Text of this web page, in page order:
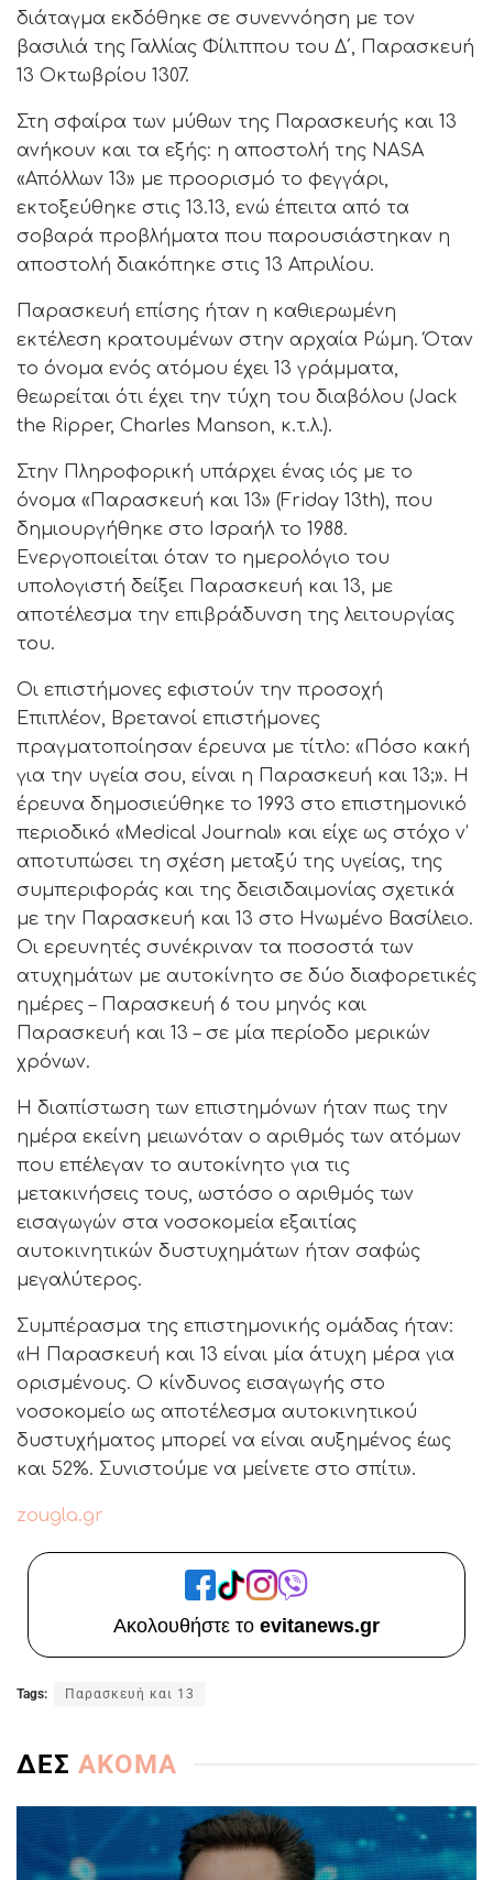
διάταγμα εκδόθηκε σε συνεννόηση με τον
βασιλιά της Γαλλίας Φίλιππου του Δ΄, Παρασκευή
13 Οκτωβρίου 1307.
Στη σφαίρα των μύθων της Παρασκευής και 13
ανήκουν και τα εξής: η αποστολή της NASA
«Απόλλων 13» με προορισμό το φεγγάρι,
εκτοξεύθηκε στις 13.13, ενώ έπειτα από τα
σοβαρά προβλήματα που παρουσιάστηκαν η
αποστολή διακόπηκε στις 13 Απριλίου.
Παρασκευή επίσης ήταν η καθιερωμένη
εκτέλεση κρατουμένων στην αρχαία Ρώμη. Όταν
το όνομα ενός ατόμου έχει 13 γράμματα,
θεωρείται ότι έχει την τύχη του διαβόλου (Jack
the Ripper, Charles Manson, κ.τ.λ.).
Στην Πληροφορική υπάρχει ένας ιός με το
όνομα «Παρασκευή και 13» (Friday 13th), που
δημιουργήθηκε στο Ισραήλ το 1988.
Ενεργοποιείται όταν το ημερολόγιο του
υπολογιστή δείξει Παρασκευή και 13, με
αποτέλεσμα την επιβράδυνση της λειτουργίας
του.
Οι επιστήμονες εφιστούν την προσοχή
Επιπλέον, Βρετανοί επιστήμονες
πραγματοποίησαν έρευνα με τίτλο: «Πόσο κακή
για την υγεία σου, είναι η Παρασκευή και 13;». Η
έρευνα δημοσιεύθηκε το 1993 στο επιστημονικό
περιοδικό «Medical Journal» και είχε ως στόχο ν’
αποτυπώσει τη σχέση μεταξύ της υγείας, της
συμπεριφοράς και της δεισιδαιμονίας σχετικά
με την Παρασκευή και 13 στο Ηνωμένο Βασίλειο.
Οι ερευνητές συνέκριναν τα ποσοστά των
ατυχημάτων με αυτοκίνητο σε δύο διαφορετικές
ημέρες – Παρασκευή 6 του μηνός και
Παρασκευή και 13 – σε μία περίοδο μερικών
χρόνων.
Η διαπίστωση των επιστημόνων ήταν πως την
ημέρα εκείνη μειωνόταν ο αριθμός των ατόμων
που επέλεγαν το αυτοκίνητο για τις
μετακινήσεις τους, ωστόσο ο αριθμός των
εισαγωγών στα νοσοκομεία εξαιτίας
αυτοκινητικών δυστυχημάτων ήταν σαφώς
μεγαλύτερος.
Συμπέρασμα της επιστημονικής ομάδας ήταν:
«Η Παρασκευή και 13 είναι μία άτυχη μέρα για
ορισμένους. Ο κίνδυνος εισαγωγής στο
νοσοκομείο ως αποτέλεσμα αυτοκινητικού
δυστυχήματος μπορεί να είναι αυξημένος έως
και 52%. Συνιστούμε να μείνετε στο σπίτι».
zougla.gr
Ακολουθήστε το evitanews.gr
Tags: Παρασκευή και 13
ΔΕΣ ΑΚΟΜΑ